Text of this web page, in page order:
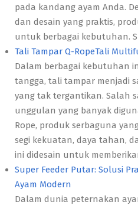
pada kandang ayam Anda.
dan desain yang praktis,
untuk berbagai kebutuhan.
Tali Tampar Q-RopeTali
Dalam berbagai kebutuhan
tangga, tali tampar menjadi
yang tak tergantikan. Salah
unggulan yang banyak
Rope, produk serbaguna
segi kekuatan, daya tahan,
ini didesain untuk
Super Feeder Putar: Solusi
Ayam Modern
Dalam dunia peternakan